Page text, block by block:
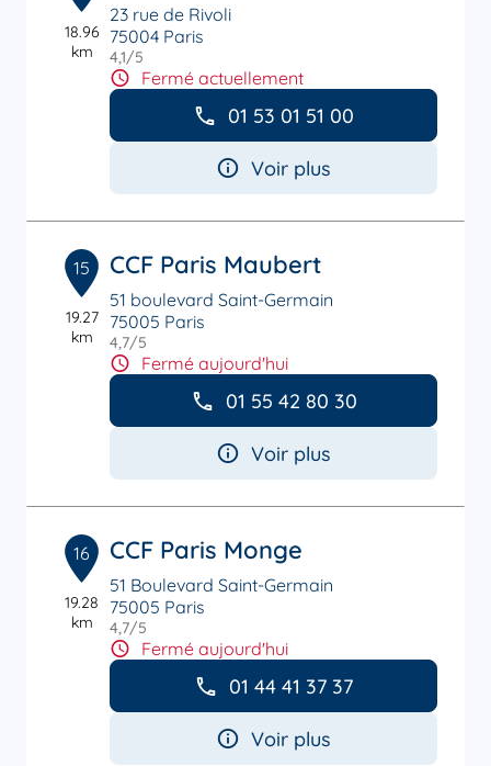
18.96
km
23 rue de Rivoli
75004 Paris
4,1/5
Fermé actuellement
01 53 01 51 00
Voir plus
15
19.27
km
CCF Paris Maubert
51 boulevard Saint-Germain
75005 Paris
4,7/5
Fermé aujourd'hui
01 55 42 80 30
Voir plus
16
19.28
km
CCF Paris Monge
51 Boulevard Saint-Germain
75005 Paris
4,7/5
Fermé aujourd'hui
01 44 41 37 37
Voir plus